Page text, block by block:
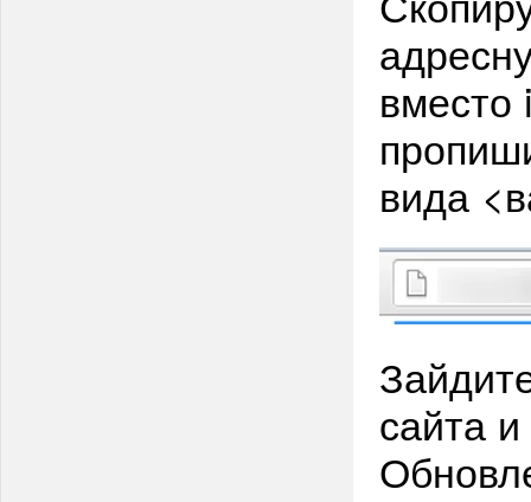
вместо
вида
сайта